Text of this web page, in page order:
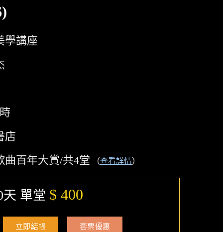
學講座
店
曲百年大賞/共4堂
（查看詳情）
天 單堂 $ 400
立即結帳 套票優惠